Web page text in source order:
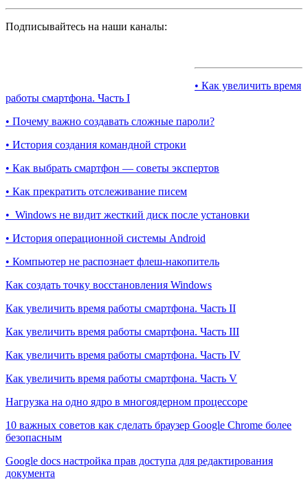
Подписывайтесь на наши каналы:
• Как увеличить время
работы смартфона. Часть I
• Почему важно создавать сложные пароли?
• История создания командной строки
• Как выбрать смартфон — советы экспертов
• Как прекратить отслеживание писем
• Windows не видит жесткий диск после установки
• История операционной системы Android
• Компьютер не распознает флеш-накопитель
Как создать точку восстановления Windows
Как увеличить время работы смартфона. Часть II
Как увеличить время работы смартфона. Часть III
Как увеличить время работы смартфона. Часть IV
Как увеличить время работы смартфона. Часть V
Нагрузка на одно ядро в многоядерном процессоре
10 важных советов как сделать браузер Google Chrome более
безопасным
Google docs настройка прав доступа для редактирования
документа